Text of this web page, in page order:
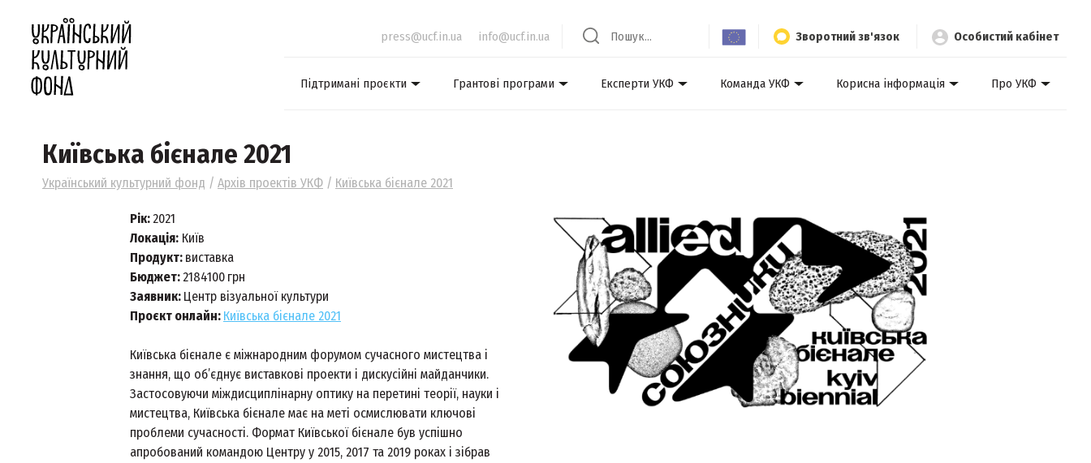
press@ucf.in.ua info@ucf.in.ua Зворотний зв'язок Особистий кабінет
Підтримані проєкти Грантові програми Експерти УКФ Команда УКФ Корисна інформація Про УКФ
Київська бієнале 2021
Український культурний фонд / Архів проектів УКФ / Київська бієнале 2021
Рік: 2021
Локація: Київ
Продукт: виставка
Бюджет: 2184100 грн
Заявник: Центр візуальної культури
Проєкт онлайн: Київська бієнале 2021
Київська бієнале є міжнародним форумом сучасного мистецтва і
знання, що об’єднує виставкові проекти і дискусійні майданчики.
Застосовуючи міждисциплінарну оптику на перетині теорії, науки і
мистецтва, Київська бієнале має на меті осмислювати ключові
проблеми сучасності. Формат Київської бієнале був успішно
апробований командою Центру у 2015, 2017 та 2019 роках і зібрав